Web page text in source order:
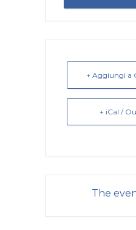
+ Aggiungi a
+ iCal /
The